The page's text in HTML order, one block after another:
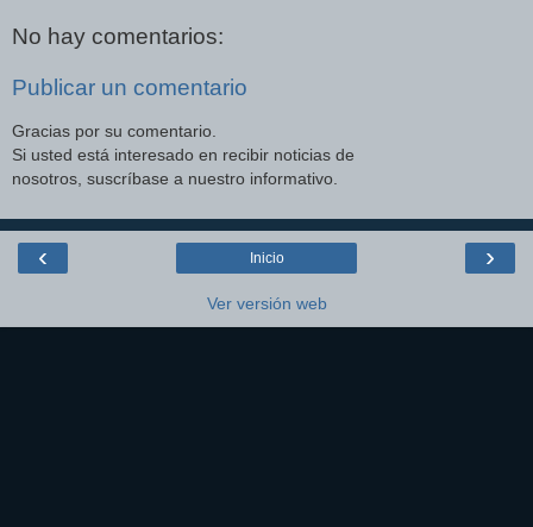
No hay comentarios:
Publicar un comentario
Gracias por su comentario.
Si usted está interesado en recibir noticias de
nosotros, suscríbase a nuestro informativo.
‹ ›
Inicio
Ver versión web